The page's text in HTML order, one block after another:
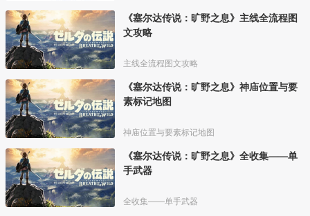
《塞尔达传说：旷野之息》主线全流程图
文攻略
主线全流程图文攻略
《塞尔达传说：旷野之息》神庙位置与要
素标记地图
神庙位置与要素标记地图
《塞尔达传说：旷野之息》全收集——单
手武器
全收集——单手武器